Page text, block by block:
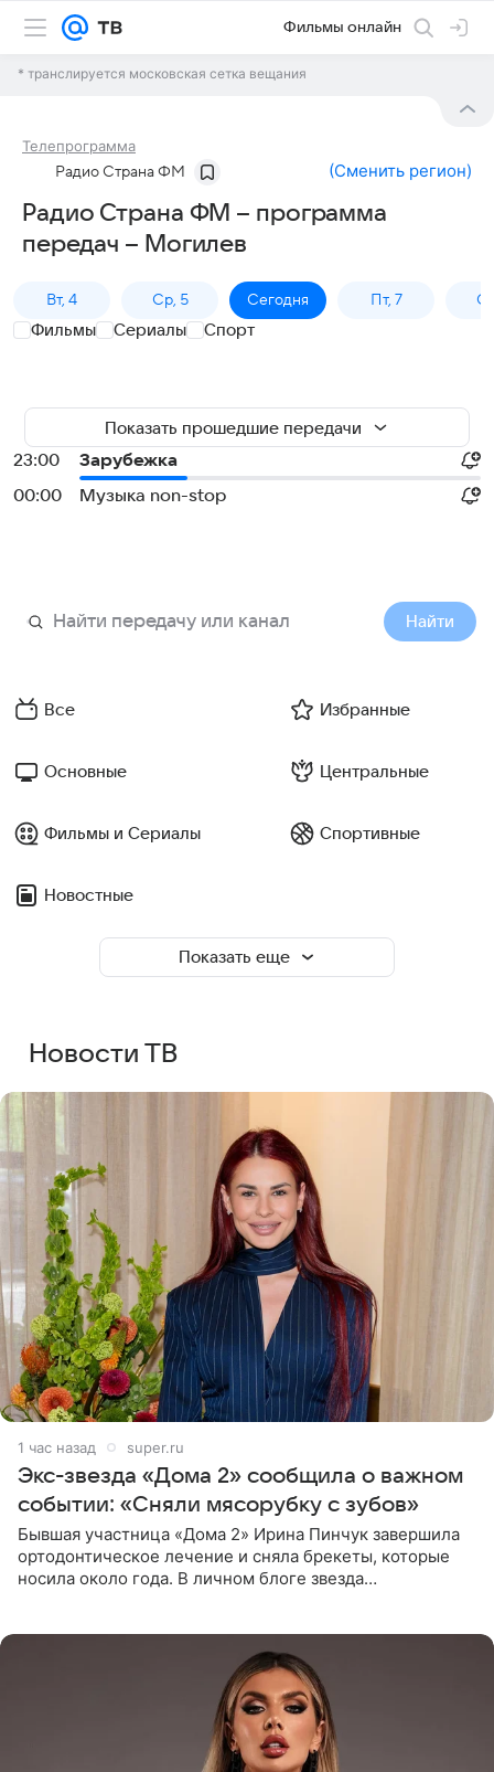
Фильмы онлайн
* транслируется московская сетка вещания
Телепрограмма
Радио Страна ФМ (Сменить регион)
Радио Страна ФМ – программа
передач – Могилев
Вт, 4 Ср, 5 Сегодня Пт, 7
Фильмы Сериалы Спорт
Показать прошедшие передачи
23:00
Зарубежка
00:00
Музыка non-stop
Найти
Все Избранные
Основные Центральные
Фильмы и Сериалы Спортивные
Новостные
Показать еще
Новости ТВ
1 час назад super.ru
Экс-звезда «Дома 2» сообщила о важном
событии: «Сняли мясорубку с зубов»
Бывшая участница «Дома 2» Ирина Пинчук завершила
ортодонтическое лечение и сняла брекеты, которые
носила около года. В личном блоге звезда